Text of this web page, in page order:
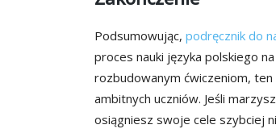
Podsumowując, podręcznik do
proces nauki języka polskiego
rozbudowanym ćwiczeniom,
ambitnych uczniów. Jeśli
osiągniesz swoje cele szybciej